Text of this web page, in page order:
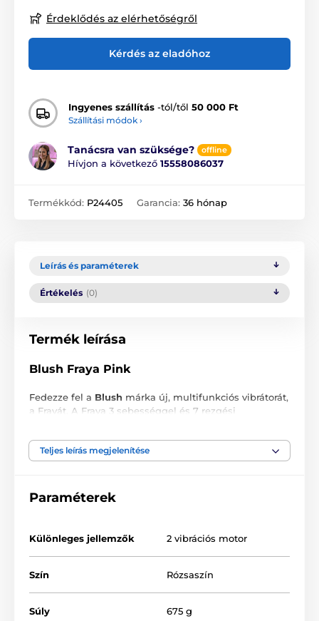
Érdeklődés az elérhetőségről
Kérdés az eladóhoz
Ingyenes szállítás -tól/től 50 000 Ft
Szállítási módok ›
Tanácsra van szüksége? offline
Hívjon a következő 15558086037
Termékkód: P24405 Garancia: 36 hónap
Leírás és paraméterek
Értékelés (0)
Termék leírása
Blush Fraya Pink
Fedezze fel a Blush márka új, multifunkciós vibrátorát,
a Frayát. A Fraya 3 sebességgel és 7 rezgési
ellátva. Tökéletes választás hüvelyi és csikló
stimulációhoz egyaránt.
Lökő funkció
Külső csikló stimulátor
Teljes leírás megjelenítése
Paraméterek
Különleges jellemzők 2 vibrációs motor
Szín Rózsaszín
Súly 675 g